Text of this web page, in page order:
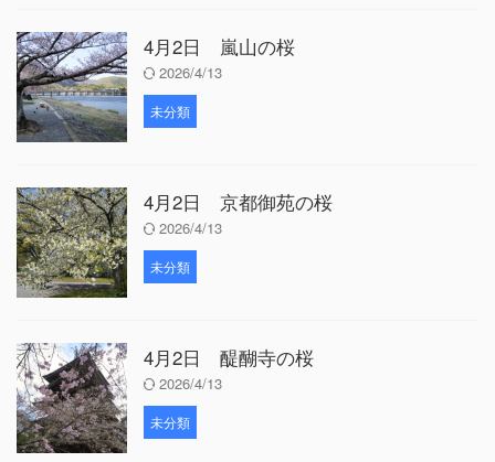
4月2日 嵐山の桜
2026/4/13
未分類
4月2日 京都御苑の桜
2026/4/13
未分類
4月2日 醍醐寺の桜
2026/4/13
未分類